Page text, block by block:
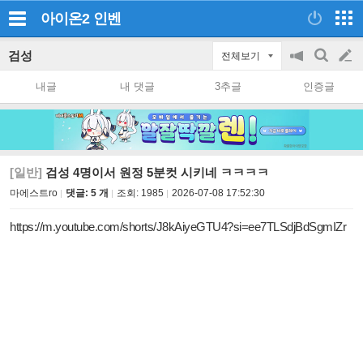
아이온2 인벤
검성 전체보기
공
on/off
검
색
글
쓰
내글 내 댓글 3추글 인증글
[일반] 검성 4명이서 원정 5분컷 시키네 ㅋㅋㅋㅋ
마에스트ro 댓글: 5 개 조회: 1985 2026-07-08 17:52:30
https://m.youtube.com/shorts/J8kAiyeGTU4?si=ee7TLSdjBdSgmIZr